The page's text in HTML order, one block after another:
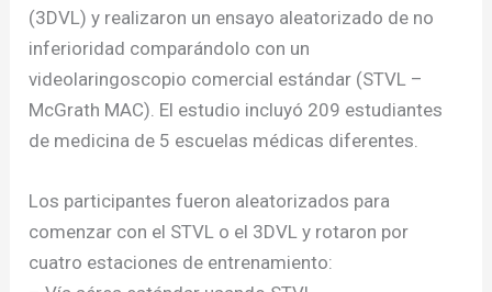
(3DVL) y realizaron un ensayo aleatorizado de no
inferioridad comparándolo con un
videolaringoscopio comercial estándar (STVL –
McGrath MAC). El estudio incluyó 209 estudiantes
de medicina de 5 escuelas médicas diferentes.
Los participantes fueron aleatorizados para
comenzar con el STVL o el 3DVL y rotaron por
cuatro estaciones de entrenamiento: